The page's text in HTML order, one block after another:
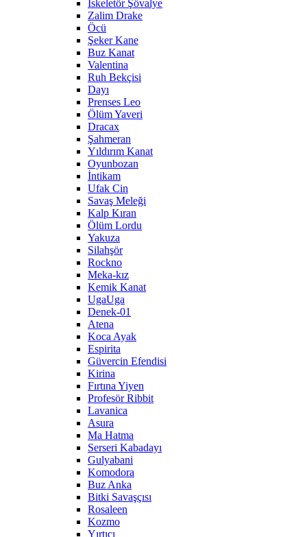
İskeletör Şövalye
Zalim Drake
Öcü
Şeker Kane
Buz Kanat
Valentina
Ruh Bekçisi
Dayı
Prenses Leo
Ölüm Yaveri
Dracax
Şahmeran
Yıldırım Kanat
Oyunbozan
İntikam
Ufak Cin
Savaş Meleği
Kalp Kıran
Ölüm Lordu
Yakuza
Silahşör
Rockno
Meka-kız
Kemik Kanat
UgaUga
Denek-01
Atena
Koca Ayak
Espirita
Güvercin Efendisi
Kirina
Fırtına Yiyen
Profesör Ribbit
Lavanica
Asura
Ma Hatma
Serseri Kabadayı
Gulyabani
Komodora
Buz Anka
Bitki Savaşçısı
Rosaleen
Kozmo
Yırtıcı